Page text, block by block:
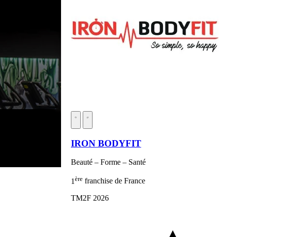
IRON BODYFIT
Beauté – Forme – Santé
1 èrefranchise de France
TM2F 2026